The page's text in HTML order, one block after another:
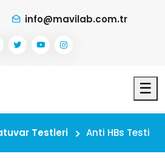
info@mavilab.com.tr
☰
Testleri Anti HBs Testi